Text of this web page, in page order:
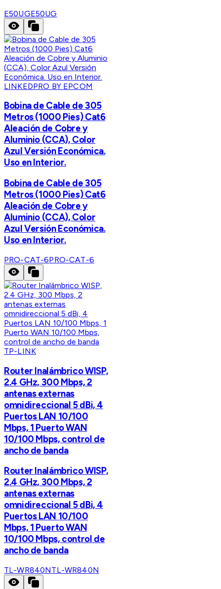
E50UGE50UG
LINKEDPRO BY EPCOM
Bobina de Cable de 305
Metros (1000 Pies) Cat6
Aleación de Cobre y
Aluminio (CCA), Color
Azul Versión Económica.
Uso en Interior.
Bobina de Cable de 305
Metros (1000 Pies) Cat6
Aleación de Cobre y
Aluminio (CCA), Color
Azul Versión Económica.
Uso en Interior.
PRO-CAT-6PRO-CAT-6
TP-LINK
Router Inalámbrico WISP,
2.4 GHz, 300 Mbps, 2
antenas externas
omnidireccional 5 dBi, 4
Puertos LAN 10/100
Mbps, 1 Puerto WAN
10/100 Mbps, control de
ancho de banda
Router Inalámbrico WISP,
2.4 GHz, 300 Mbps, 2
antenas externas
omnidireccional 5 dBi, 4
Puertos LAN 10/100
Mbps, 1 Puerto WAN
10/100 Mbps, control de
ancho de banda
TL-WR840NTL-WR840N